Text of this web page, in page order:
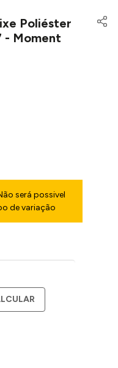
Poliéster
- Moment
será possivel
de variação